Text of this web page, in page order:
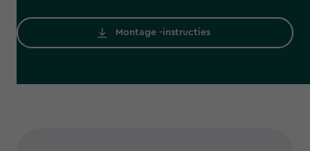
Montage -instructies